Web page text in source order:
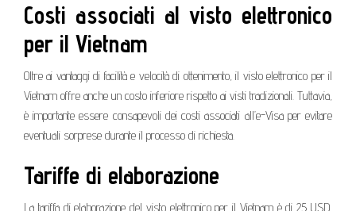
Costi associati al visto elettronico
per il Vietnam
Oltre ai vantaggi di facilità e velocità di ottenimento, il visto elettronico per il
Vietnam offre anche un costo inferiore rispetto ai visti tradizionali. Tuttavia,
è importante essere consapevoli dei costi associati all’e-Visa per evitare
eventuali sorprese durante il processo di richiesta.
Tariffe di elaborazione
La tariffa di elaborazione del visto elettronico per il Vietnam è di 25 USD,